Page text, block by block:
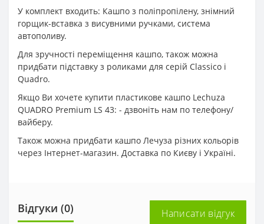
У комплект входить: Кашпо з поліпропілену, знімний
горщик-вставка з висувними ручками, система
автополиву.
Для зручності переміщення кашпо, також можна
придбати підставку з роликами для серій Classico і
Quadro.
Якщо Ви хочете купити пластикове кашпо Lechuza
QUADRO Premium LS 43: - дзвоніть нам по телефону/
вайберу.
Також можна придбати кашпо Лечуза різних кольорів
через Інтернет-магазин. Доставка по Києву і Україні.
Відгуки (0) Написати відгук